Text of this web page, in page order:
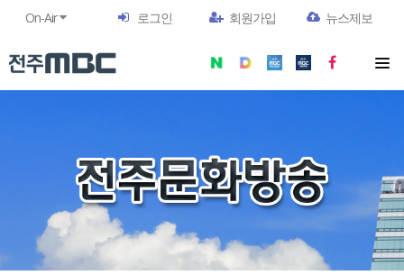
On-Air 로그인 회원가입 뉴스제보